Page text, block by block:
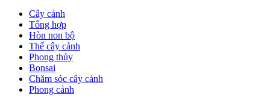
Cây cảnh
Tổng hợp
Hòn non bộ
Thế cây cảnh
Phong thủy
Bonsai
Chăm sóc cây cảnh
Phong cảnh